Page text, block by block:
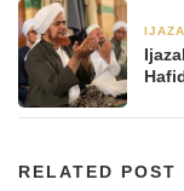
RELATED